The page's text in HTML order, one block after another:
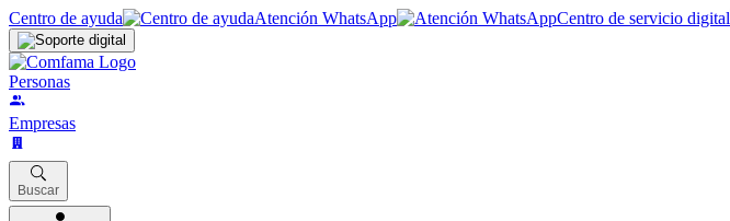
Centro de ayuda Atención WhatsApp Centro de servicio digital
Personas
Empresas
Buscar